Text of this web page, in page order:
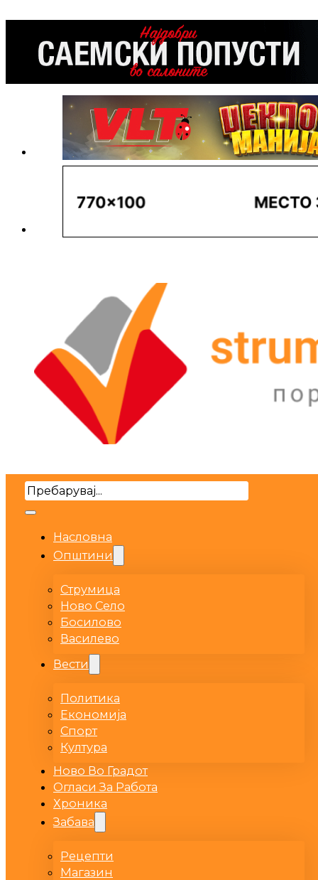
Search
Насловна
Општини
Струмица
Ново Село
Босилово
Василево
Вести
Политика
Економија
Спорт
Култура
Ново Во Градот
Огласи За Работа
Хроника
Забава
Рецепти
Магазин